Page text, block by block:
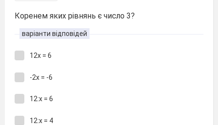
Коренем яких рівнянь є число 3?
варіанти відповідей
12х = 6
-2х = -6
12:х = 6
12:х = 4